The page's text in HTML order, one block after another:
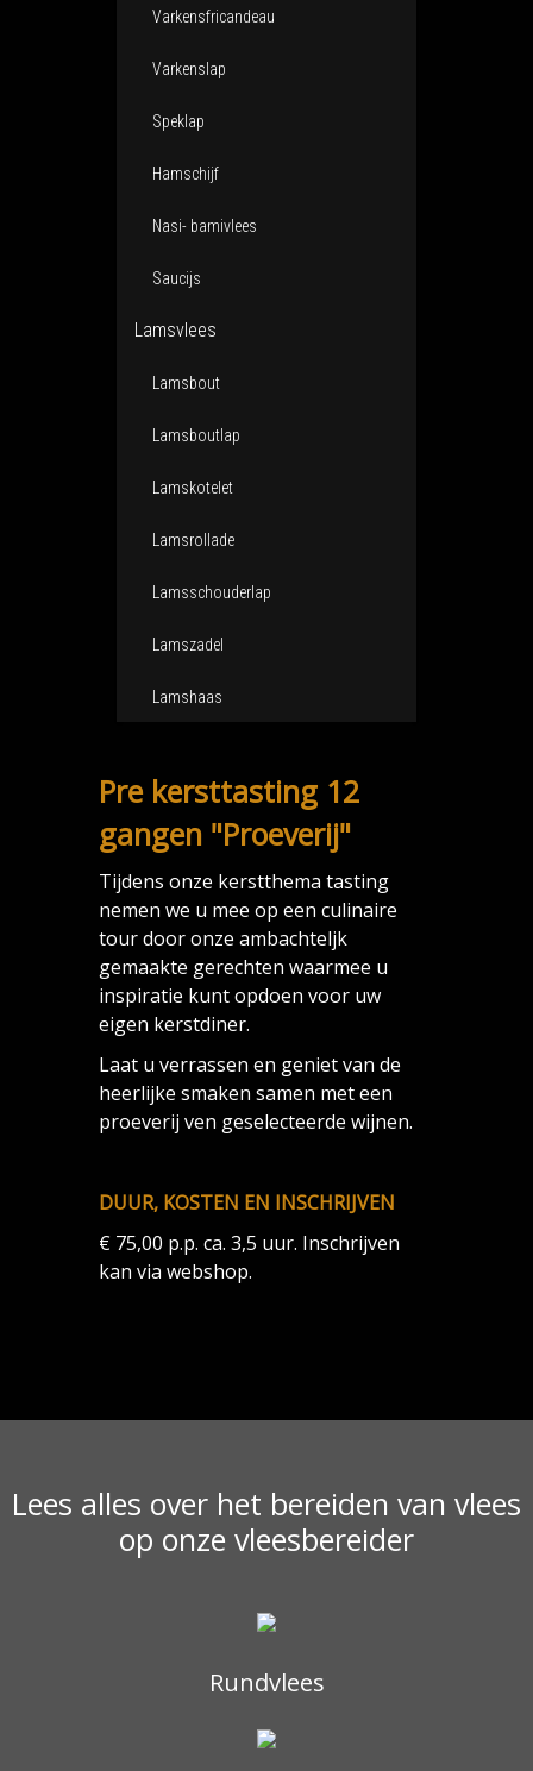
Varkensfricandeau
Varkenslap
Speklap
Hamschijf
Nasi- bamivlees
Saucijs
Lamsvlees
Lamsbout
Lamsboutlap
Lamskotelet
Lamsrollade
Lamsschouderlap
Lamszadel
Lamshaas
Pre kersttasting 12
gangen "Proeverij"
Tijdens onze kerstthema tasting
nemen we u mee op een culinaire
tour door onze ambachteljk
gemaakte gerechten waarmee u
inspiratie kunt opdoen voor uw
eigen kerstdiner.
Laat u verrassen en geniet van de
heerlijke smaken samen met een
proeverij ven geselecteerde wijnen.
DUUR, KOSTEN EN INSCHRIJVEN
€ 75,00 p.p. ca. 3,5 uur. Inschrijven
kan via webshop.
Lees alles over het bereiden van vlees
op onze vleesbereider
Rundvlees